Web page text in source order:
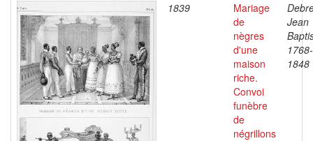
1839
Mariage
de
nègres
d'une
maison
riche.
Convoi
funèbre
de
négrillons
Jean
1768-
1848